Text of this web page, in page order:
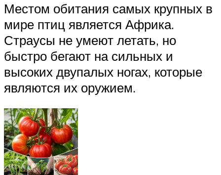
Местом обитания самых крупных в
мире птиц является Африка.
Страусы не умеют летать, но
быстро бегают на сильных и
высоких двупалых ногах, которые
являются их оружием.